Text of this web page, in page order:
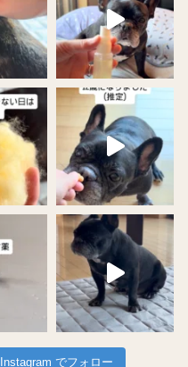
Instagram でフォロー